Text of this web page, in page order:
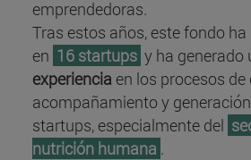
emprendedoras.
Tras estos años, este fondo
en 16 startups y ha generado
experiencia en los procesos de
acompañamiento y
startups, especialmente del
nutrición humana .